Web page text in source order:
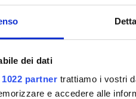
dei dati
partner trattiamo i vostri
e accedere alle